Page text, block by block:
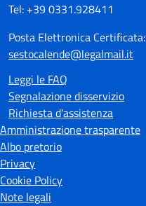
Tel: +39 0331.928411
Posta Elettronica Certificata:
sestocalende@legalmail.it
Leggi le FAQ
Segnalazione disservizio
Richiesta d'assistenza
Amministrazione trasparente
Albo pretorio
Privacy
Cookie Policy
Note legali